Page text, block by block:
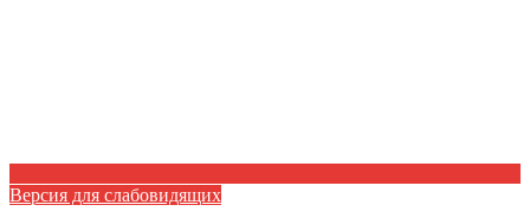
Версия для слабовидящих